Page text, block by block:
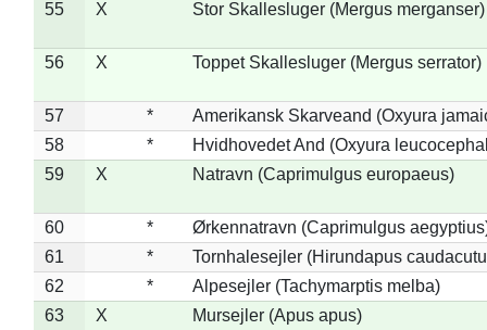
55 X Stor Skallesluger (Mergus merganser)
56 X Toppet Skallesluger (Mergus serrator)
57 *
Amerikansk Skarveand (Oxyura
58
*
Hvidhovedet And (Oxyura
59
X Natravn (Caprimulgus europaeus)
60 *
Ørkennatravn (Caprimulgus
61
*
Tornhalesejler (Hirundapus
62
*
Alpesejler (Tachymarptis melba)
63
X
Mursejler (Apus apus)